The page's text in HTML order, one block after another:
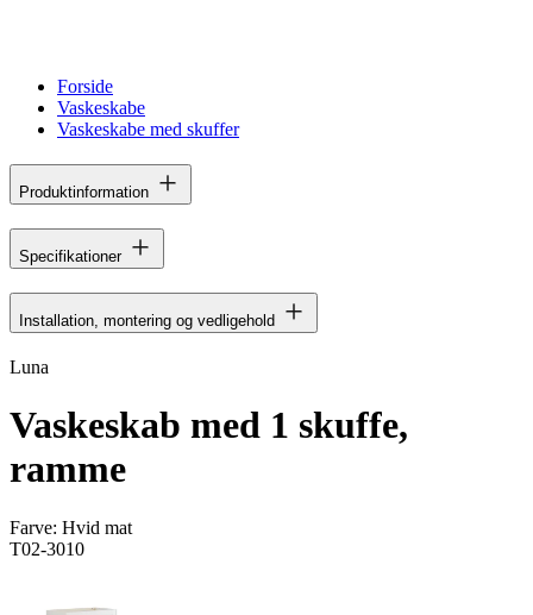
Forside
Vaskeskabe
Vaskeskabe med skuffer
Produktinformation
Specifikationer
Installation, montering og vedligehold
Luna
Vaskeskab med 1 skuffe,
ramme
Farve: Hvid mat
T02-3010